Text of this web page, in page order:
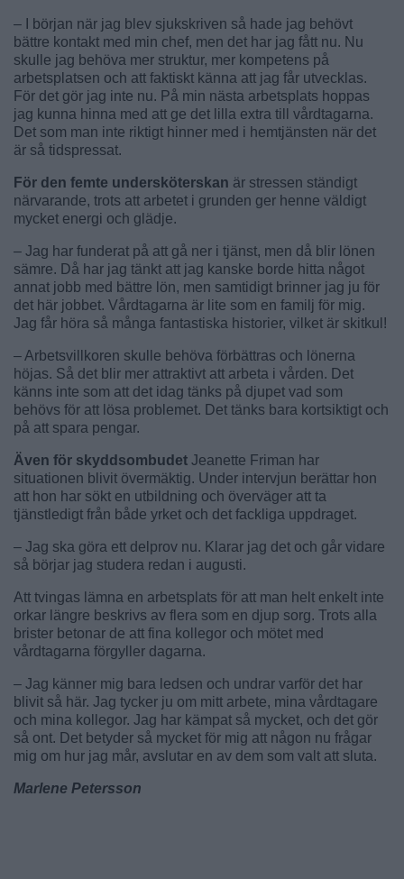
– I början när jag blev sjukskriven så hade jag behövt
bättre kontakt med min chef, men det har jag fått nu. Nu
skulle jag behöva mer struktur, mer kompetens på
arbetsplatsen och att faktiskt känna att jag får utvecklas.
För det gör jag inte nu. På min nästa arbetsplats hoppas
jag kunna hinna med att ge det lilla extra till vårdtagarna.
Det som man inte riktigt hinner med i hemtjänsten när det
är så tidspressat.
För den femte undersköterskan är stressen ständigt
närvarande, trots att arbetet i grunden ger henne väldigt
mycket energi och glädje.
– Jag har funderat på att gå ner i tjänst, men då blir lönen
sämre. Då har jag tänkt att jag kanske borde hitta något
annat jobb med bättre lön, men samtidigt brinner jag ju för
det här jobbet. Vårdtagarna är lite som en familj för mig.
Jag får höra så många fantastiska historier, vilket är skitkul!
– Arbetsvillkoren skulle behöva förbättras och lönerna
höjas. Så det blir mer attraktivt att arbeta i vården. Det
känns inte som att det idag tänks på djupet vad som
behövs för att lösa problemet. Det tänks bara kortsiktigt och
på att spara pengar.
Även för skyddsombudet Jeanette Friman har
situationen blivit övermäktig. Under intervjun berättar hon
att hon har sökt en utbildning och överväger att ta
tjänstledigt från både yrket och det fackliga uppdraget.
– Jag ska göra ett delprov nu. Klarar jag det och går vidare
så börjar jag studera redan i augusti.
Att tvingas lämna en arbetsplats för att man helt enkelt inte
orkar längre beskrivs av flera som en djup sorg. Trots alla
brister betonar de att fina kollegor och mötet med
vårdtagarna förgyller dagarna.
– Jag känner mig bara ledsen och undrar varför det har
blivit så här. Jag tycker ju om mitt arbete, mina vårdtagare
och mina kollegor. Jag har kämpat så mycket, och det gör
så ont. Det betyder så mycket för mig att någon nu frågar
mig om hur jag mår, avslutar en av dem som valt att sluta.
Marlene Petersson